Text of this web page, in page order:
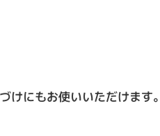
けにもお使いいただけます。